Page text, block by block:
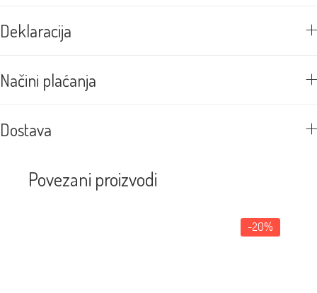
Deklaracija
Načini plaćanja
Dostava
Povezani proizvodi
-20%